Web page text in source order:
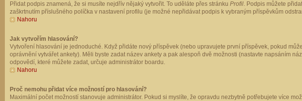
Přidat podpis znamená, že si musíte nejdřív nějaký vytvořit. To uděláte přes stránku Profil. Podpis můžete
zaškrtnutím příslušného políčka v nastavení profilu (je možné nepřidávat podpis k vybraným příspěvkům
Nahoru
Jak vytvořím hlasování?
Vytvoření hlasování je jednoduché. Když přidáte nový příspěvek (nebo upravujete první příspěvek, pokud
oprávnění vytvářet ankety). Měli byste zadat název ankety a pak alespoň dvě možnosti (nastavte napsáním
odpovědí, které můžete zadat, určuje administrátor boardu.
Nahoru
Proč nemohu přidat více možností pro hlasování?
Maximální počet možností stanovuje administrátor. Pokud si myslíte, že opravdu nezbytně potřebujete více